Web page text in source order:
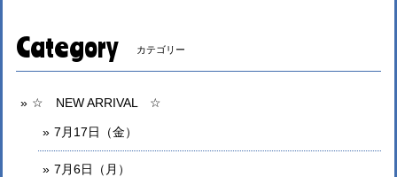
Category カテゴリー
☆ NEW ARRIVAL ☆
7月17日（金）
7月6日（月）